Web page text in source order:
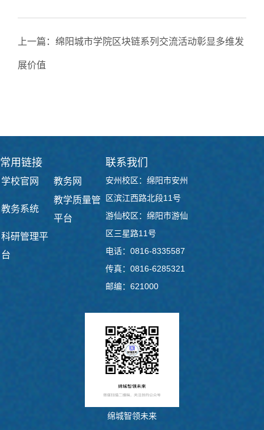
上一篇： 绵阳城市学院区块链系列交流活动彰显多维发
展价值
常用链接
学校官网 教务网
教务系统
教学质量管
平台
科研管理平
台
联系我们
安州校区：绵阳市安州
区滨江西路北段11号
游仙校区：绵阳市游仙
区三星路11号
电话：0816-8335587
传真：0816-6285321
邮编：621000
绵城智领未来